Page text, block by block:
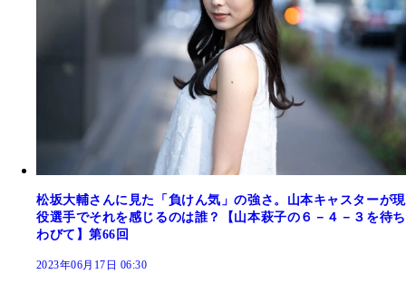
松坂大輔さんに見た「負けん気」の強さ。山本キャスターが現
役選手でそれを感じるのは誰？【山本萩子の６－４－３を待ち
わびて】第66回
2023年06月17日 06:30